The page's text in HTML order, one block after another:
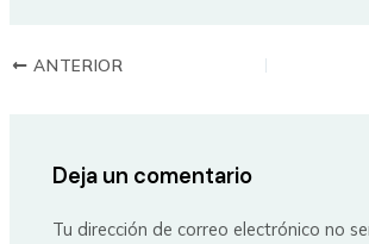
ANTERIOR
Deja un comentario
Tu dirección de correo electrónico no